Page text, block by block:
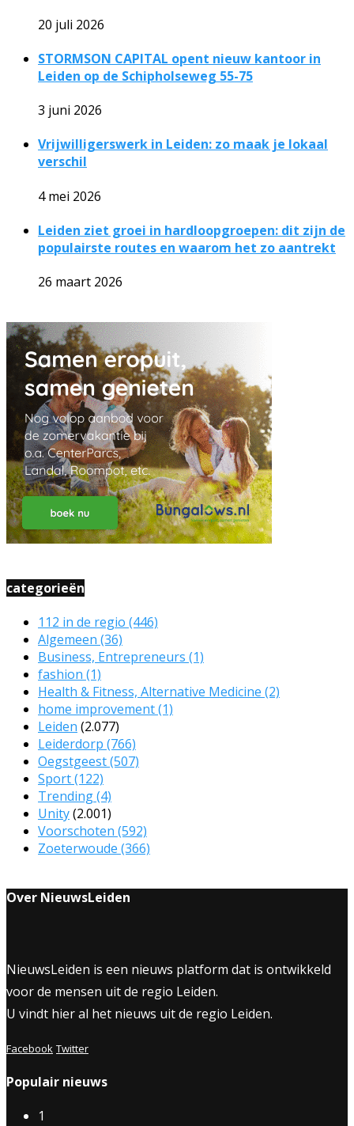
20 juli 2026
STORMSON CAPITAL opent nieuw kantoor in
Leiden op de Schipholseweg 55-75
3 juni 2026
Vrijwilligerswerk in Leiden: zo maak je lokaal
verschil
4 mei 2026
Leiden ziet groei in hardloopgroepen: dit zijn de
populairste routes en waarom het zo aantrekt
26 maart 2026
categorieën
112 in de regio (446)
Algemeen (36)
Business, Entrepreneurs (1)
fashion (1)
Health & Fitness, Alternative Medicine (2)
home improvement(1)
Leiden (2.077)
Leiderdorp (766)
Oegstgeest(507)
Sport(122)
Trending(4)
Unity(2.001)
Voorschoten (592)
Zoeterwoude (366)
Over NieuwsLeiden
NieuwsLeiden is een nieuws platform dat is ontwikkeld
voor de mensen uit de regio Leiden.
U vindt hier al het nieuws uit de regio Leiden.
Facebook Twitter
Populair nieuws
1